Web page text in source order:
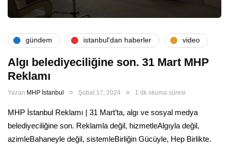
gündem i̇stanbul'dan haberler video
Algı belediyeciliğine son. 31 Mart MHP
Reklamı
Yazan MHP İstanbul Şubat 17, 2024 1 dk okuma süresi
MHP İstanbul Reklamı | 31 Mart’ta, algı ve sosyal medya
belediyeciliğine son. Reklamla değil, hizmetleAlgıyla değil,
azimleBahaneyle değil, sistemleBirliğin Gücüyle, Hep Birlikte.